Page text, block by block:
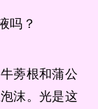
吗？
蒡根和蒲公
沫。光是这